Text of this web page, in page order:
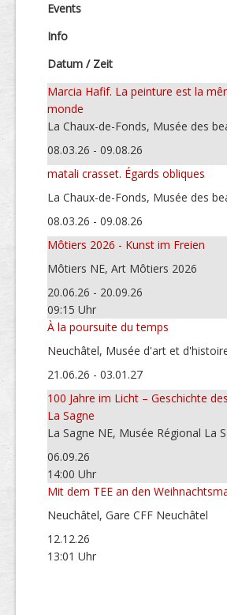
Events
Info
Datum / Zeit
Marcia Hafif. La peinture est la
monde
La Chaux-de-Fonds, Musée des
08.03.26 - 09.08.26
matali crasset. Égards obliques
La Chaux-de-Fonds, Musée des
08.03.26 - 09.08.26
Môtiers 2026 - Kunst im Freien
Môtiers NE, Art Môtiers 2026
20.06.26 - 20.09.26
09:15 Uhr
À la poursuite du temps
Neuchâtel, Musée d'art et
21.06.26 - 03.01.27
100 Jahre im Licht – Geschichte
La Sagne
La Sagne NE, Musée Régional La
06.09.26
14:00 Uhr
Mit dem TEE an den
Neuchâtel, Gare CFF Neuchâtel
12.12.26
13:01 Uhr